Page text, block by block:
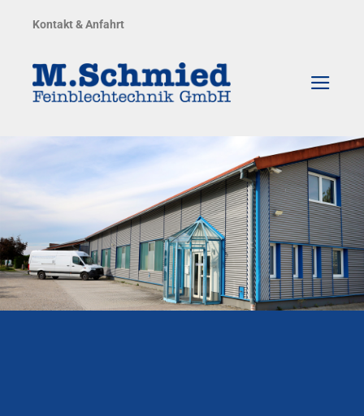
Inhalt
Kontakt & Anfahrt